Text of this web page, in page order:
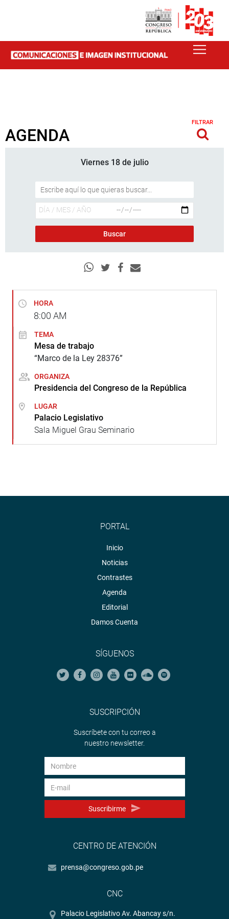
AGENDA
FILTRAR
Viernes 18 de julio
HORA
8:00 AM
TEMA
Mesa de trabajo
“Marco de la Ley 28376”
ORGANIZA
Presidencia del Congreso de la República
LUGAR
Palacio Legislativo
Sala Miguel Grau Seminario
PORTAL
Inicio
Noticias
Contrastes
Agenda
Editorial
Damos Cuenta
SÍGUENOS
SUSCRIPCIÓN
Suscríbete con tu correo a
nuestro newsletter.
Suscribirme
CENTRO DE ATENCIÓN
prensa@congreso.gob.pe
CNC
Palacio Legislativo Av. Abancay s/n.